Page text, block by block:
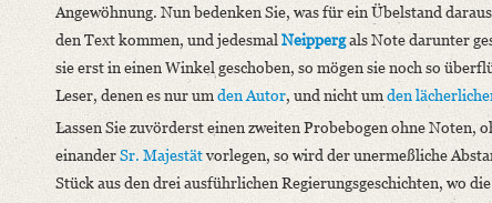
Angewöhnung. Nun bedenken Sie, was für ein Übelstand
den Text kommen, und jedesmal Neippergals Note darunter
sie erst in einen Winkel geschoben, so mögen sie noch so
Leser, denen es nur umden Autor, und nicht umden
Lassen Sie zuvörderst einen zweiten Probebogen ohne
einanderSr. Majestätvorlegen, so wird der unermeßliche
Stück aus den drei ausführlichen Regierungsgeschichten, wo